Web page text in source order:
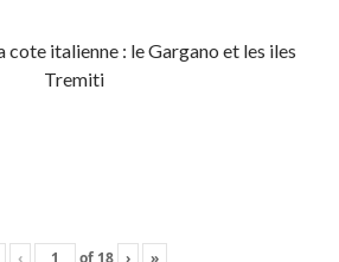
cote italienne : le Gargano et les iles
Tremiti